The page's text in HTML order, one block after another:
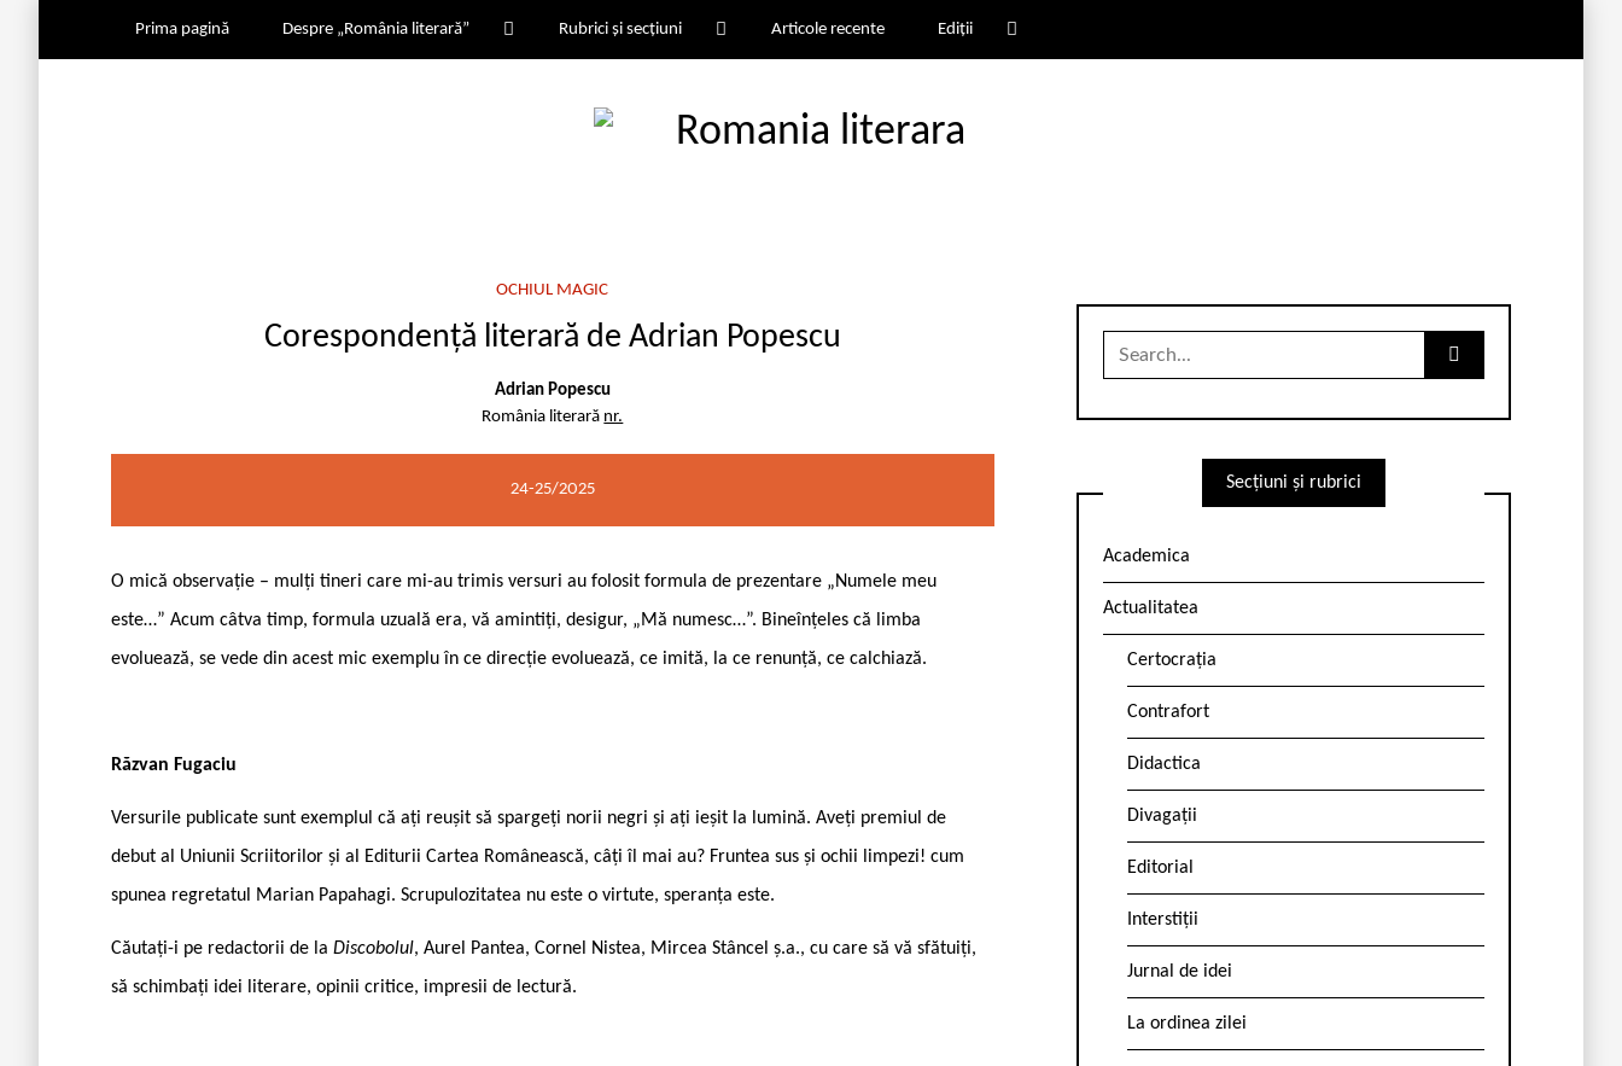
Prima pagină Despre „România literară” Rubrici și secțiuni Articole recente Ediții
OCHIUL MAGIC
Corespondență literară de Adrian Popescu
Adrian Popescu
România literară nr.
24-25/2025
O mică observație – mulți tineri care mi-au trimis versuri au folosit formula de prezentare „Numele meu
este…” Acum câtva timp, formula uzuală era, vă amintiți, desigur, „Mă numesc…”. Bineînțeles că limba
evoluează, se vede din acest mic exemplu în ce direcție evoluează, ce imită, la ce renunță, ce calchiază.
Răzvan Fugaciu
Versurile publicate sunt exemplul că ați reușit să spargeți norii negri și ați ieșit la lumină. Aveți premiul de
debut al Uniunii Scriitorilor și al Editurii Cartea Românească, câți îl mai au? Fruntea sus și ochii limpezi! cum
spunea regretatul Marian Papahagi. Scrupulozitatea nu este o virtute, speranța este.
Căutați-i pe redactorii de la Discobolul, Aurel Pantea, Cornel Nistea, Mircea Stâncel ș.a., cu care să vă sfătuiți,
să schimbați idei literare, opinii critice, impresii de lectură.
Secțiuni și rubrici
Academica
Actualitatea
Certocrația
Contrafort
Didactica
Divagații
Editorial
Interstiții
Jurnal de idei
La ordinea zilei